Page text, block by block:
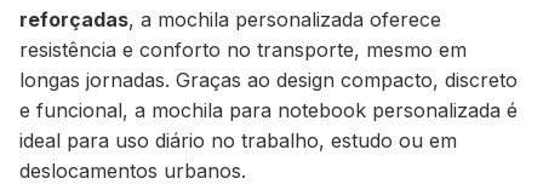
reforçadas, a mochila personalizada oferece
resistência e conforto no transporte, mesmo em
longas jornadas. Graças ao design compacto, discreto
e funcional, a mochila para notebook personalizada é
ideal para uso diário no trabalho, estudo ou em
deslocamentos urbanos.